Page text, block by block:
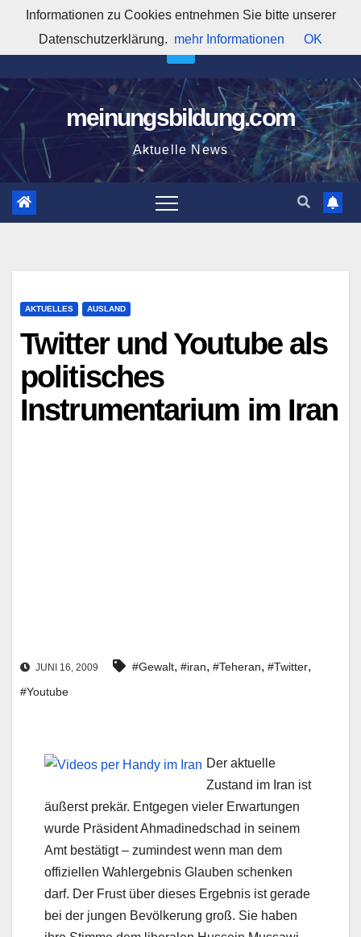
springen
6:44:01 PM
meinungsbildung.com
Aktuelle News
AKTUELLES AUSLAND
Twitter und Youtube als
politisches
Instrumentarium im Iran
JUNI 16, 2009 #Gewalt, #iran, #Teheran, #Twitter,
#Youtube
Der aktuelle
Zustand im Iran ist
äußerst prekär. Entgegen vieler Erwartungen
wurde Präsident Ahmadinedschad in seinem
Amt bestätigt – zumindest wenn man dem
offiziellen Wahlergebnis Glauben schenken
darf. Der Frust über dieses Ergebnis ist gerade
bei der jungen Bevölkerung groß. Sie haben
Informationen zu Cookies entnehmen Sie bitte unserer
Datenschutzerklärung. mehr Informationen OK